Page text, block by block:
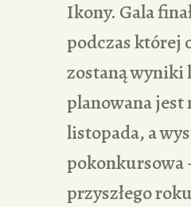
Ikony. Gala
podczas której
zostaną
planowana jest
listopada, a
pokonkursowa
przyszłego